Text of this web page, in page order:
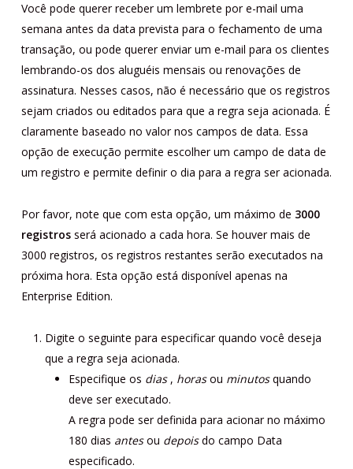
Você pode querer receber um lembrete por e-mail uma
semana antes da data prevista para o fechamento de uma
transação, ou pode querer enviar um e-mail para os clientes
lembrando-os dos aluguéis mensais ou renovações de
assinatura. Nesses casos, não é necessário que os registros
sejam criados ou editados para que a regra seja acionada. É
claramente baseado no valor nos campos de data. Essa
opção de execução permite escolher um campo de data de
um registro e permite definir o dia para a regra ser acionada.
Por favor, note que com esta opção, um máximo de 3000
registrosserá acionado a cada hora. Se houver mais de
3000 registros, os registros restantes serão executados na
próxima hora. Esta opção está disponível apenas na
Enterprise Edition.
Digite o seguinte para especificar quando você deseja
que a regra seja acionada.
Especifique os dias, horasou minutosquando
deve ser executado.
A regra pode ser definida para acionar no máximo
180 dias antesou depoisdo campo Data
especificado.